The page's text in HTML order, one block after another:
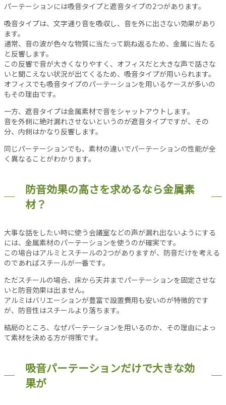
テ
ー
シ
ョ
ン
オ
フ
ィ
ス
消
防
設
備
コ
各
稿
記
事
着
記
事
目
パーテーションには吸音タイプと遮音タイプの2つがあります。
吸音タイプは、文字通り音を吸収し、音を外に出さない効果があり
ます。
通常、音の波が色々な物質に当たって跳ね返るため、金属に当たる
と反響します。
この反響で音が大きくなりやすく、オフィスだと大きな声で話さな
いと聞こえない状況が出てくるため、吸音タイプが用いられます。
オフィスでも吸音タイプのパーテーションを用いるケースが多いの
もその理由です。
一方、遮音タイプは金属素材で音をシャットアウトします。
音を外側に絶対漏れさせないというのが遮音タイプですが、その
分、内側はかなり反響します。
同じパーテーションでも、素材の違いでパーテーションの性能が全
く異なることがわかります。
防音効果の高さを求めるなら金属素
材？
大事な話をしたい時に使う会議室などの声が漏れ出ないようにする
には、金属素材のパーテーションを使うのが確実です。
この場合はアルミとスチールの2つがありますが、防音だけを考える
のであればスチールが一番です。
ただスチールの場合、床から天井までパーテーションを固定させな
いと防音効果は出ません。
アルミはバリエーションが豊富で設置費用も安いのが特徴的です
が、防音性はスチールより落ちます。
結局のところ、なぜパーテーションを用いるのか、その理由によっ
て素材を決める方が得策です。
吸音パーテーションだけで大きな効
果が